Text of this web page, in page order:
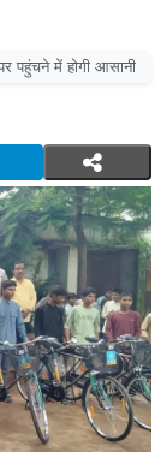
पहुंचने में होगी आसानी